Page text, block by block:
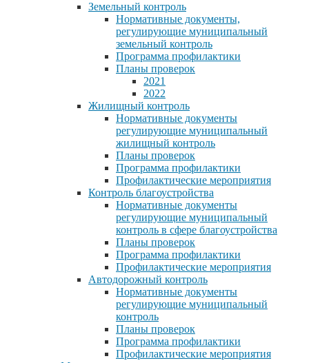
Земельный контроль
Нормативные документы,
регулирующие муниципальный
земельный контроль
Программа профилактики
Планы проверок
2021
2022
Жилищный контроль
Нормативные документы
регулирующие муниципальный
жилищный контроль
Планы проверок
Программа профилактики
Профилактические мероприятия
Контроль благоустройства
Нормативные документы
регулирующие муниципальный
контроль в сфере благоустройства
Планы проверок
Программа профилактики
Профилактические мероприятия
Автодорожный контроль
Нормативные документы
регулирующие муниципальный
контроль
Планы проверок
Программа профилактики
Профилактические мероприятия